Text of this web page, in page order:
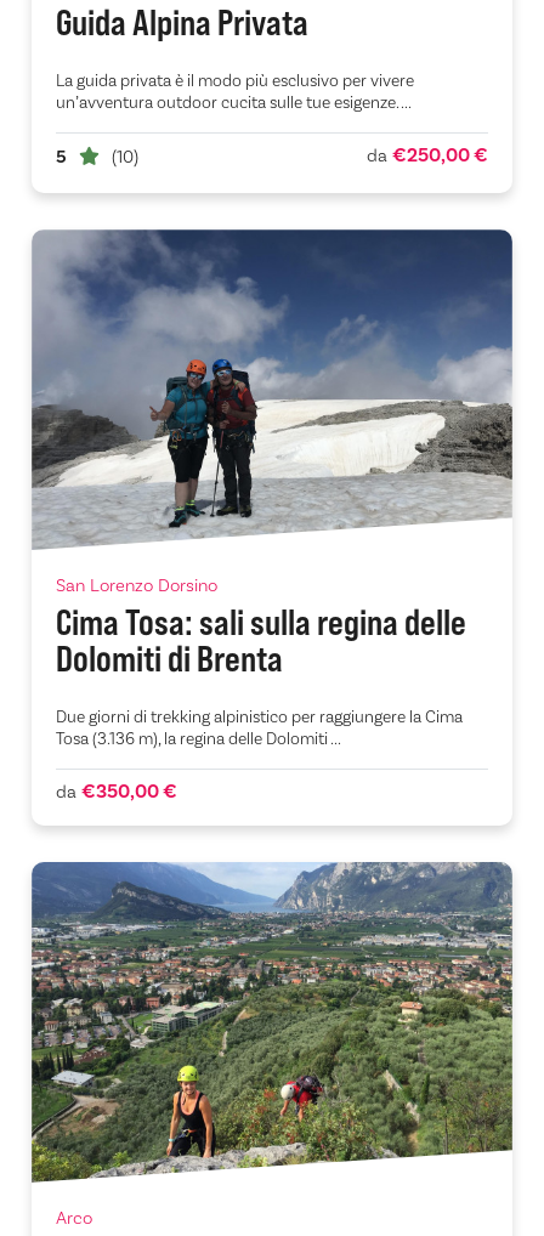
Guida Alpina Privata
La guida privata è il modo più esclusivo per vivere
un’avventura outdoor cucita sulle tue esigenze. ...
5 (10) da €250,00 €
San Lorenzo Dorsino
Cima Tosa: sali sulla regina delle
Dolomiti di Brenta
Due giorni di trekking alpinistico per raggiungere la Cima
Tosa (3.136 m), la regina delle Dolomiti ...
da€350,00 €
Arco